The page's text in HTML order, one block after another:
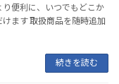
り便利に、いつでもどこか
ます 取扱商品を随時追加
続きを読む